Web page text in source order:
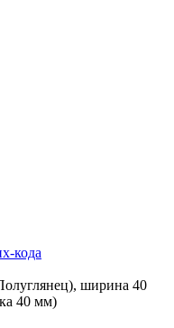
кода
ширина 40
40 мм)